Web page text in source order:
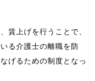
賃上げを行うことで、
る介護士の離職を防
げるための制度となっ